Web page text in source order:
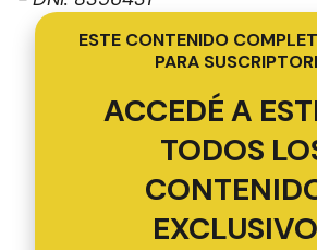
ESTE CONTENIDO
PARA
ACCEDÉ A
TODOS